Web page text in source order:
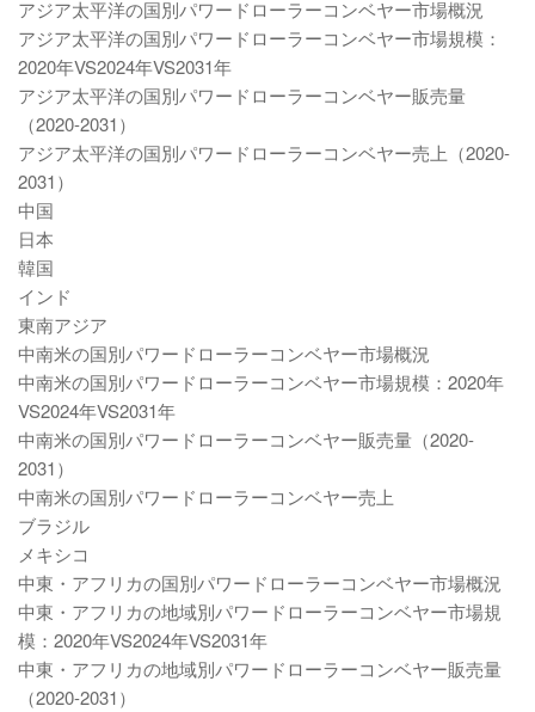
アジア太平洋の国別パワードローラーコンベヤー市場概況
アジア太平洋の国別パワードローラーコンベヤー市場規模：
2020年VS2024年VS2031年
アジア太平洋の国別パワードローラーコンベヤー販売量
（2020-2031）
アジア太平洋の国別パワードローラーコンベヤー売上（2020-
2031）
中国
日本
韓国
インド
東南アジア
中南米の国別パワードローラーコンベヤー市場概況
中南米の国別パワードローラーコンベヤー市場規模：2020年
VS2024年VS2031年
中南米の国別パワードローラーコンベヤー販売量（2020-
2031）
中南米の国別パワードローラーコンベヤー売上
ブラジル
メキシコ
中東・アフリカの国別パワードローラーコンベヤー市場概況
中東・アフリカの地域別パワードローラーコンベヤー市場規
模：2020年VS2024年VS2031年
中東・アフリカの地域別パワードローラーコンベヤー販売量
（2020-2031）